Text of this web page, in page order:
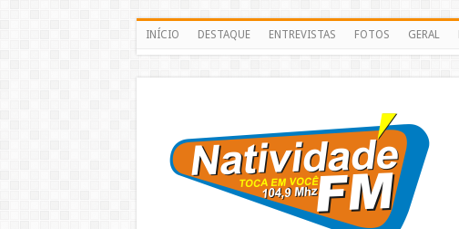
INÍCIO DESTAQUE ENTREVISTAS FOTOS GERAL